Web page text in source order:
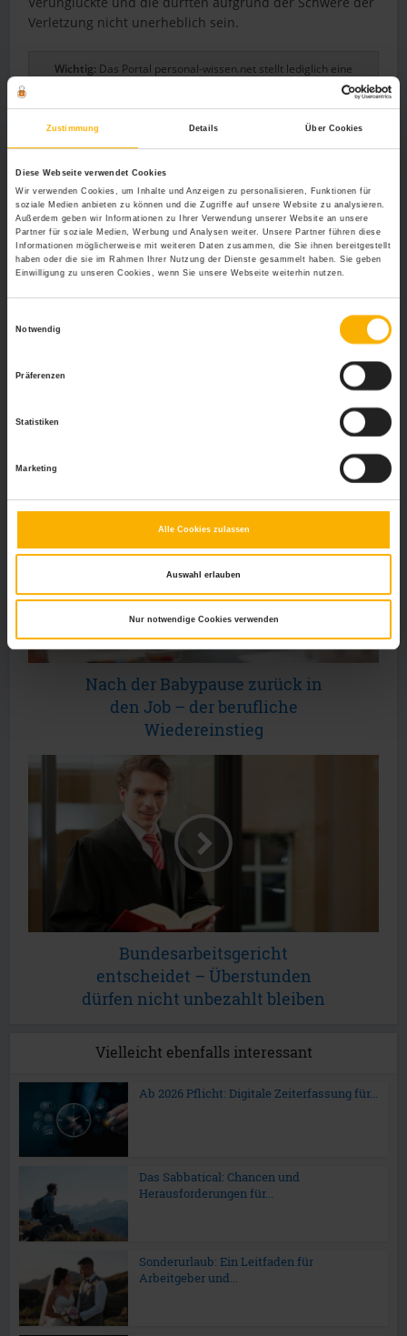
Zustimmung Details Über Cookies
Diese Webseite verwendet Cookies
Wir verwenden Cookies, um Inhalte und Anzeigen zu personalisieren, Funktionen für
soziale Medien anbieten zu können und die Zugriffe auf unsere Website zu analysieren.
Außerdem geben wir Informationen zu Ihrer Verwendung unserer Website an unsere
Partner für soziale Medien, Werbung und Analysen weiter. Unsere Partner führen diese
Informationen möglicherweise mit weiteren Daten zusammen, die Sie ihnen bereitgestellt
haben oder die sie im Rahmen Ihrer Nutzung der Dienste gesammelt haben. Sie geben
Einwilligung zu unseren Cookies, wenn Sie unsere Webseite weiterhin nutzen.
Notwendig
Präferenzen
Statistiken
Marketing
Alle Cookies zulassen
Auswahl erlauben
Nur notwendige Cookies verwenden
Verletzung nicht unerheblich sein.
Wichtig: Das Portal personal-wissen.net stellt lediglich eine
allgemeine Informationsplattform dar. Konkrete Anfragen von
Lesern können nicht beantwortet werden, da es sich dabei um
Rechtsfrage haben sollten, wenden Sie sich bitte an einen
Rechtsanwalt oder an die Rechtsabteilung Ihrer Firma. Vielen
Dank für Ihr Verständnis.
Weitere Relevante Beiträge Zu Diesem
Thema
Der Arbeitsunfall auf der Toilette – versichert oder
Betriebsärztliche Untersuchung…Pflicht?…Grund?
zweischneidiges Schwert?
Nach der Babypause zurück in
den Job – der berufliche
Wiedereinstieg
Bundesarbeitsgericht
entscheidet – Überstunden
dürfen nicht unbezahlt bleiben
Vielleicht ebenfalls interessant
Ab 2026 Pflicht: Digitale Zeiterfassung für...
Das Sabbatical: Chancen und
Herausforderungen für...
Sonderurlaub: Ein Leitfaden für
Arbeitgeber und...